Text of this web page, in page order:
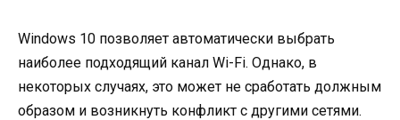
Windows 10 позволяет автоматически выбрать
наиболее подходящий канал Wi-Fi. Однако, в
некоторых случаях, это может не сработать должным
образом и возникнуть конфликт с другими сетями.